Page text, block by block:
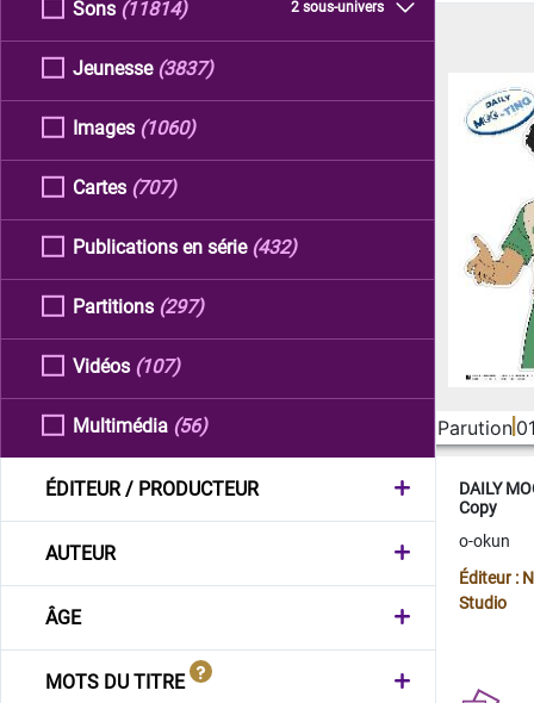
Sons 2 sous-univers
(11814)
Jeunesse (3837)
Images (1060)
Cartes (707)
Publications en série (432)
Partitions (297)
Vidéos (107)
Multimédia (56)
ÉDITEUR / PRODUCTEUR
AUTEUR
ÂGE
MOTS DU TITRE
Parution
DAILY
Copy
o-okun
Éditeur :
Studio